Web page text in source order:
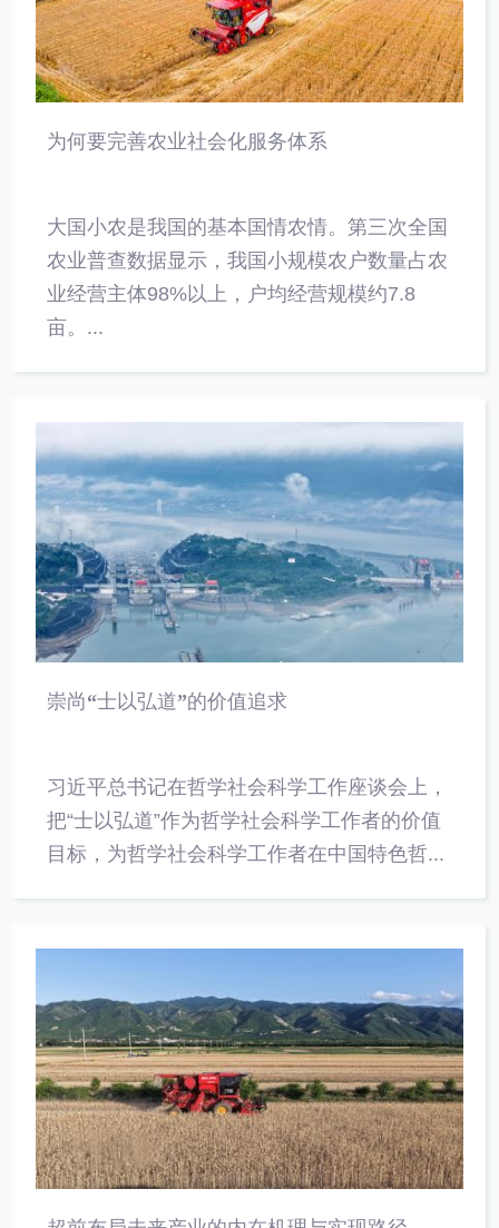
为何要完善农业社会化服务体系
大国小农是我国的基本国情农情。第三次全国
农业普查数据显示，我国小规模农户数量占农
业经营主体98%以上，户均经营规模约7.8
亩。...
崇尚“士以弘道”的价值追求
习近平总书记在哲学社会科学工作座谈会上，
把“士以弘道”作为哲学社会科学工作者的价值
目标，为哲学社会科学工作者在中国特色哲...